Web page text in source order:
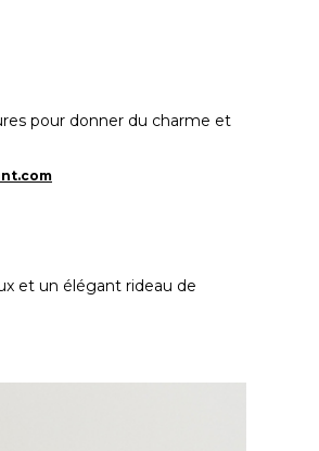
pour donner du charme et
et un élégant rideau de